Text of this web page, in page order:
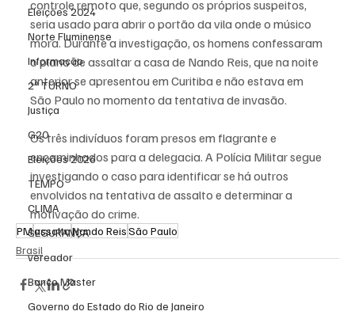
Eleições 2024
Norte Fluminense
Informação
2º TURNO
Justiça
G20
Eleições 2026
TEMPO
CLIMA
SEGURANÇA
vereador
Banco Master
Governo do Estado do Rio de Janeiro
controle remoto que, segundo os próprios suspeitos,
seria usado para abrir o portão da vila onde o músico
mora. Durante a investigação, os homens confessaram
o plano de assaltar a casa de Nando Reis, que na noite
anterior se apresentou em Curitiba e não estava em
São Paulo no momento da tentativa de invasão.
Os três indivíduos foram presos em flagrante e
encaminhados para a delegacia. A Polícia Militar segue
investigando o caso para identificar se há outros
envolvidos na tentativa de assalto e determinar a
motivação do crime.
PMassaltoNando ReisSão Paulo
Brasil